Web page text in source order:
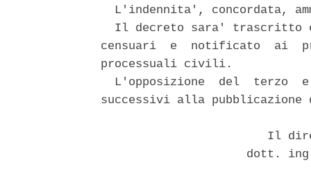
L'indennita', concordata,
Il decreto sara' trascritto
censuari  e  notificato  ai
processuali civili.
L'opposizione  del  terzo
successivi alla
Il
dott.